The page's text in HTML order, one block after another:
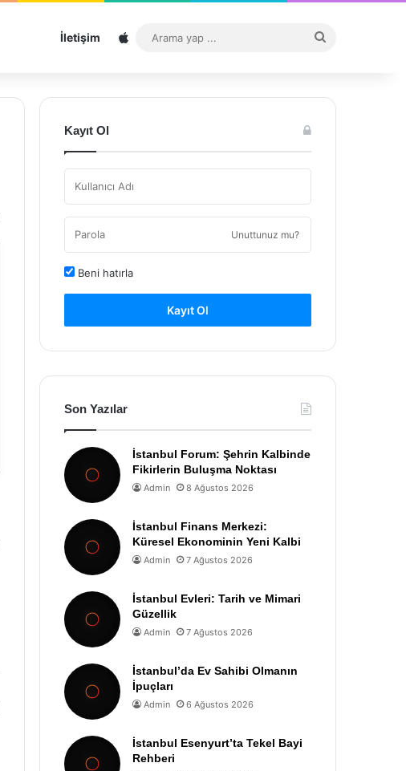
İletişim Sitemap
...
Kayıt Ol
Unuttunuz mu?
Beni hatırla
Kayıt Ol
Son Yazılar
İstanbul Forum: Şehrin Kalbinde
Fikirlerin Buluşma Noktası
Admin 8 Ağustos 2026
İstanbul Finans Merkezi:
Küresel Ekonominin Yeni Kalbi
Admin 7 Ağustos 2026
İstanbul Evleri: Tarih ve Mimari
Güzellik
Admin 7 Ağustos 2026
İstanbul’da Ev Sahibi Olmanın
İpuçları
Admin 6 Ağustos 2026
İstanbul Esenyurt’ta Tekel Bayi
Rehberi